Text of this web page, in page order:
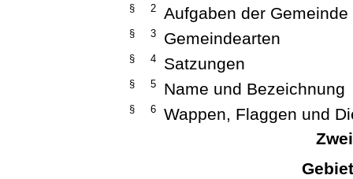
§ 2 Aufgaben der Gemeinde
§ 3 Gemeindearten
§ 4 Satzungen
§ 5 Name und Bezeichnung
§ 6
Wappen, Flaggen und